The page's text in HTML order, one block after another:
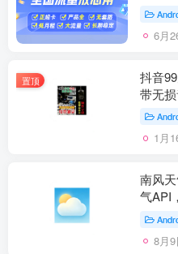
6月
置顶
抖音
带无损
1月
南风
气API
8月